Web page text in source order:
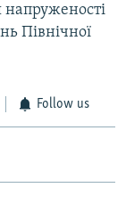
напруженості
Північної
Follow us